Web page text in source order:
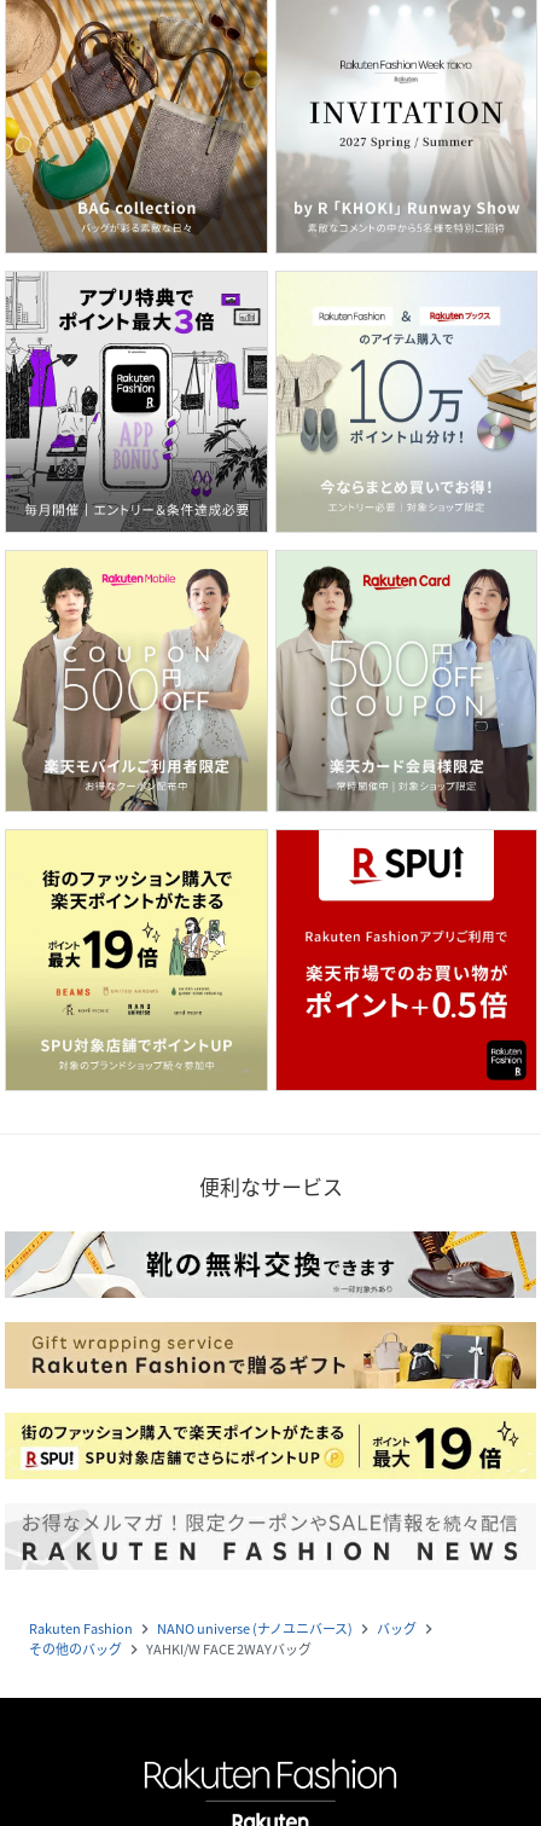
便利なサービス
Rakuten Fashion navigate_next NANO universe (ナノユニバース) navigate_next バッグ navigate_next
その他のバッグ navigate_next YAHKI/W FACE 2WAYバッグ